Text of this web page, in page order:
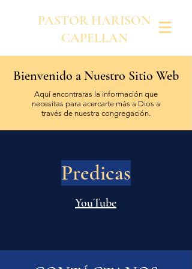
PASTOR HARISON
CAPELLAN
Bienvenido a Nuestro Sitio Web
Aquí encontraras la información que
necesitas para acercarte más a Dios a
través de nuestra congregación.
Predicas
YouTube